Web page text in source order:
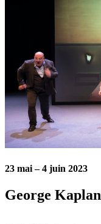
23 mai – 4 juin 2023
George Kaplan